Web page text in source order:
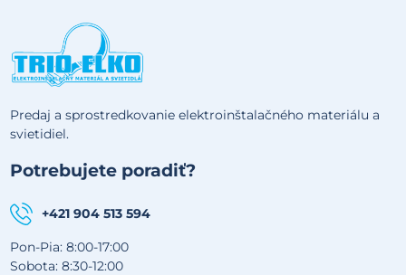
Predaj a sprostredkovanie elektroinštalačného materiálu a
svietidiel.
Potrebujete poradiť?
+421 904 513 594
Pon-Pia: 8:00-17:00
Sobota: 8:30-12:00